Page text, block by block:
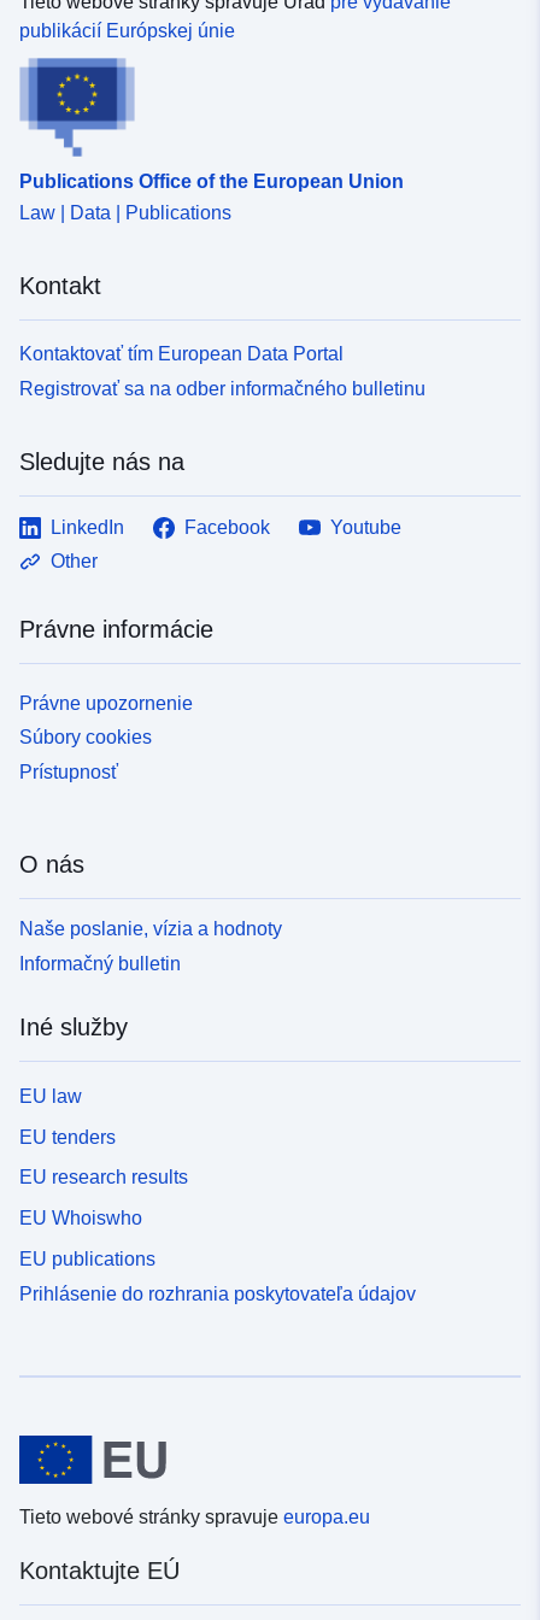
publikácií Európskej únie
Publications Office of the European Union
Law | Data | Publications
Kontakt
Kontaktovať tím European Data Portal
Registrovať sa na odber informačného bulletinu
Sledujte nás na
LinkedIn Facebook
Youtube
Other
Právne informácie
Právne upozornenie
Súbory cookies
Prístupnosť
O nás
Naše poslanie, vízia a hodnoty
Informačný bulletin
Iné služby
EU law
EU tenders
EU research results
EU Whoiswho
EU publications
Prihlásenie do rozhrania poskytovateľa údajov
Tieto webové stránky spravuje europa.eu
Kontaktujte EÚ